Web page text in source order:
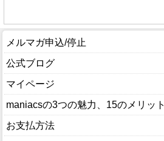
メルマガ申込/停止
公式ブログ
マイページ
maniacsの3つの魅力、15のメリット
お支払方法